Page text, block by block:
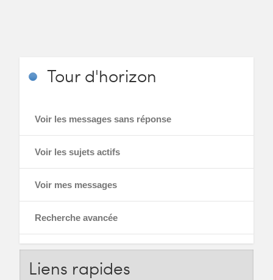
Tourd'horizon
Voir les messages sans réponse
Voir les sujets actifs
Voir mes messages
Recherche avancée
Liens rapides